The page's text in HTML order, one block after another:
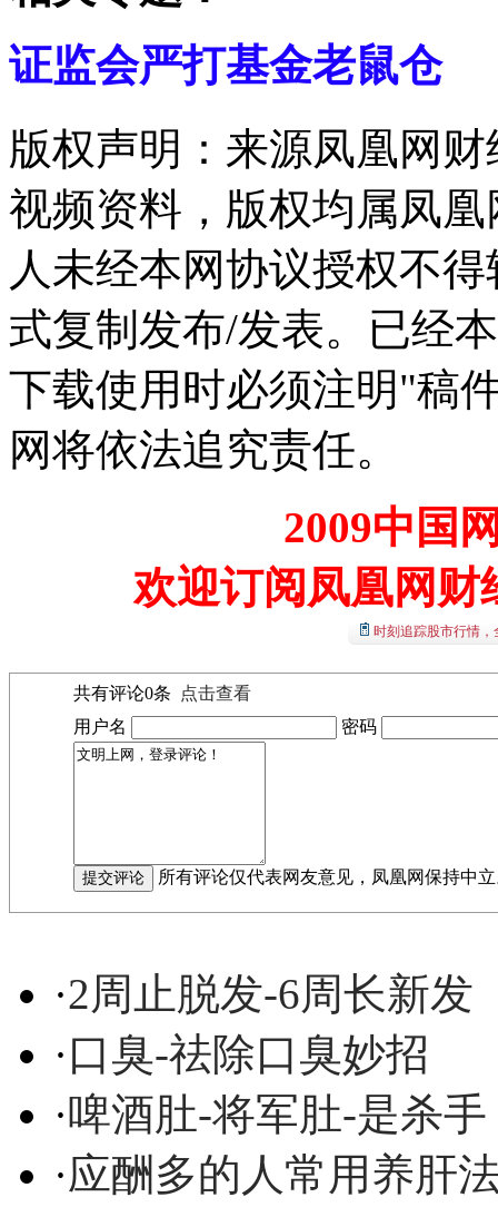
证监会严打基金老鼠仓
版权声明：来源凤凰网
视频资料，版权均属凤
人未经本网协议授权不
式复制发布/发表。已经
下载使用时必须注明"稿
网将依法追究责任。
2009中国
欢迎订阅凤凰网财
时刻追踪股市行情
共有评论0条
点击查看
用户名
密码
所有评论仅代表网友意见，凤凰网保持中
·2周止脱发-6周长新发
·口臭-祛除口臭妙招
·啤酒肚-将军肚-是杀手
·应酬多的人常用养肝